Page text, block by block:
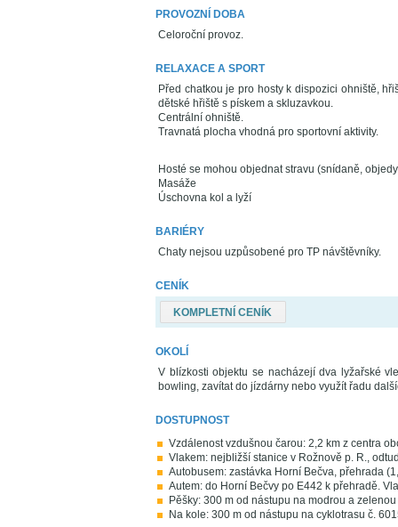
PROVOZNÍ DOBA
Celoroční provoz.
RELAXACE A SPORT
Před chatkou je pro hosty k dispozici ohniště,
dětské hřiště s pískem a skluzavkou.
Centrální ohniště.
Travnatá plocha vhodná pro sportovní aktivity.
Hosté se mohou objednat stravu (snídaně,
Masáže
Úschovna kol a lyží
BARIÉRY
Chaty nejsou uzpůsobené pro TP návštěvníky.
CENÍK
KOMPLETNÍ CENÍK
OKOLÍ
V blízkosti objektu se nacházejí dva lyžařské
bowling, zavítat do jízdárny nebo využít řadu
DOSTUPNOST
Vzdálenost vzdušnou čarou: 2,2 km z centra
Vlakem: nejbližší stanice v Rožnově p. R.,
Autobusem: zastávka Horní Bečva, přehrada
Autem: do Horní Bečvy po E442 k přehradě.
Pěšky: 300 m od nástupu na modrou a zelenou
Na kole: 300 m od nástupu na cyklotrasu č.